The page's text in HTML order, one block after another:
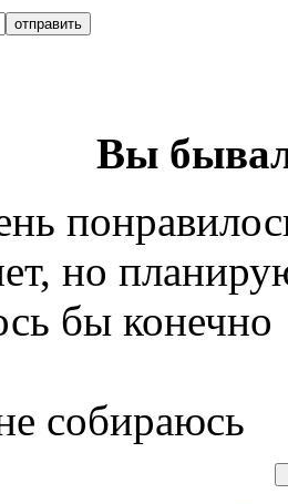
Вы
но
бы конечно
собираюсь